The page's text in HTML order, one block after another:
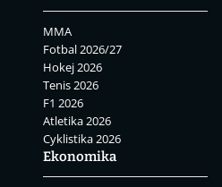
MMA
Fotbal 2026/27
Hokej 2026
Tenis 2026
F1 2026
Atletika 2026
Cyklistika 2026
Ekonomika